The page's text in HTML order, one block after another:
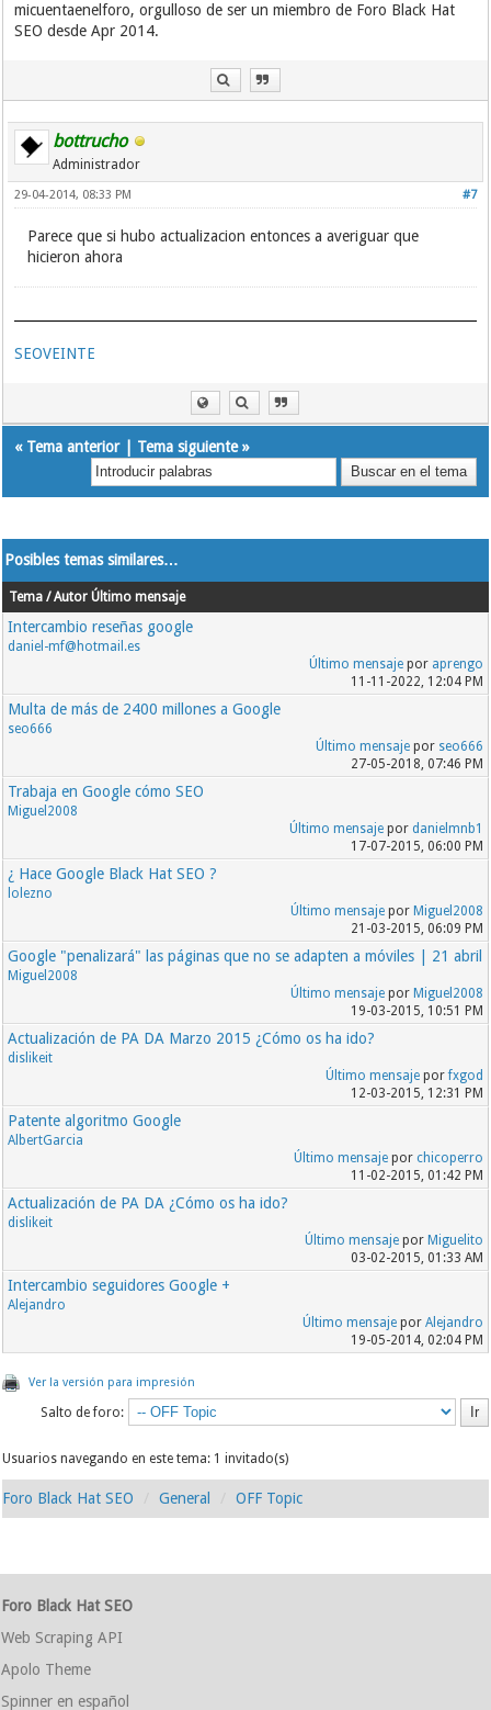
micuentaenelforo, orgulloso de ser un miembro de Foro Black Hat
SEO desde Apr 2014.
bottrucho
Administrador
#7
29-04-2014, 08:33 PM
Parece que si hubo actualizacion entonces a averiguar que
hicieron ahora
SEOVEINTE
« Tema anterior| Tema siguiente»
Posibles temas similares…
Tema / Autor Último mensaje
Intercambio reseñas google
daniel-mf@hotmail.es
Último mensajepor aprengo
11-11-2022, 12:04 PM
Multa de más de 2400 millones a Google
seo666
Último mensajepor seo666
27-05-2018, 07:46 PM
Trabaja en Google cómo SEO
Miguel2008
Último mensajepor danielmnb1
17-07-2015, 06:00 PM
¿ Hace Google Black Hat SEO ?
lolezno
Último mensajepor Miguel2008
21-03-2015, 06:09 PM
Google "penalizará" las páginas que no se adapten a móviles | 21 abril
Miguel2008
Último mensajepor Miguel2008
19-03-2015, 10:51 PM
Actualización de PA DA Marzo 2015 ¿Cómo os ha ido?
dislikeit
Último mensajeporfxgod
12-03-2015, 12:31 PM
Patente algoritmo Google
AlbertGarcia
Último mensajepor chicoperro
11-02-2015, 01:42 PM
Actualización de PA DA ¿Cómo os ha ido?
dislikeit
Último mensajepor Miguelito
03-02-2015, 01:33 AM
Intercambio seguidores Google +
Alejandro
Último mensajepor Alejandro
19-05-2014, 02:04 PM
Ver la versión para impresión
Salto de foro:
Usuarios navegando en este tema: 1 invitado(s)
Foro Black Hat SEO General OFF Topic
Foro Black Hat SEO
Web Scraping API
Apolo Theme
Spinner en español